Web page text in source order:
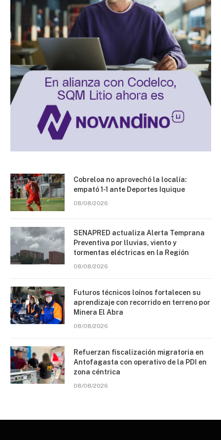
Cobreloa no aprovechó la localía:
empató 1-1 ante Deportes Iquique
08/08/2026
SENAPRED actualiza Alerta Temprana
Preventiva por lluvias, viento y
tormentas eléctricas en la Región
08/08/2026
Futuros técnicos loínos fortalecen su
aprendizaje con recorrido en terreno por
Minera El Abra
08/08/2026
Refuerzan fiscalización migratoria en
Antofagasta con operativo de la PDI en
zona céntrica
08/08/2026